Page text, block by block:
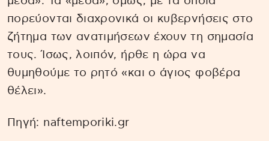
πορεύονται διαχρονικά οι κυβερνήσεις στο
ζήτημα των ανατιμήσεων έχουν τη σημασία
τους. Ίσως, λοιπόν, ήρθε η ώρα να
θυμηθούμε το ρητό «και ο άγιος φοβέρα
θέλει».
Πηγή: naftemporiki.gr